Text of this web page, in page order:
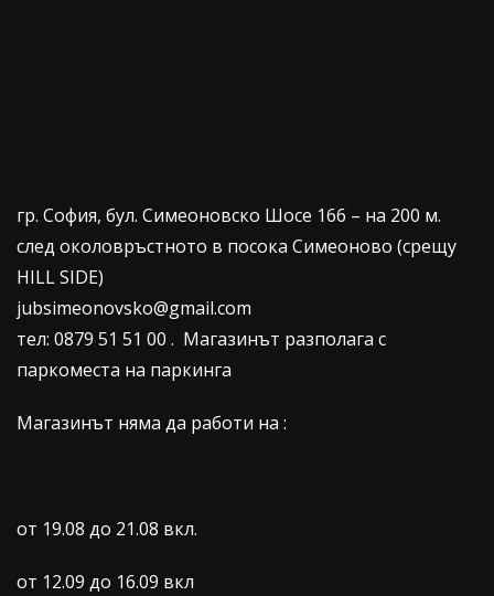
гр. София, бул. Симеоновско Шосе 166 – на 200 м.
след околовръстното в посока Симеоново (срещу
HILL SIDE)
jubsimeonovsko@gmail.com
тел: 0879 51 51 00 . Магазинът разполага с
паркоместа на паркинга
Магазинът няма да работи на :
от 19.08 до 21.08 вкл.
от 12.09 до 16.09 вкл